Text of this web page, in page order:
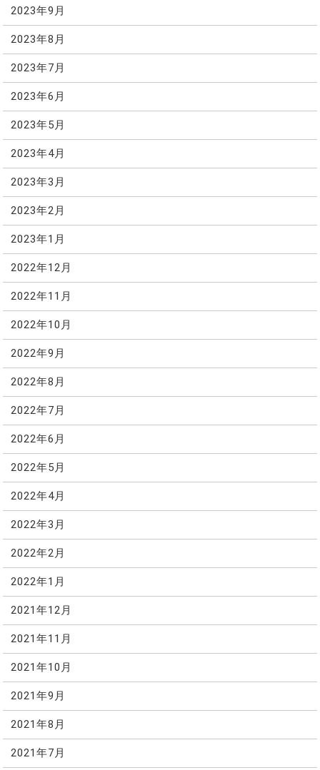
2023年9月
2023年8月
2023年7月
2023年6月
2023年5月
2023年4月
2023年3月
2023年2月
2023年1月
2022年12月
2022年11月
2022年10月
2022年9月
2022年8月
2022年7月
2022年6月
2022年5月
2022年4月
2022年3月
2022年2月
2022年1月
2021年12月
2021年11月
2021年10月
2021年9月
2021年8月
2021年7月